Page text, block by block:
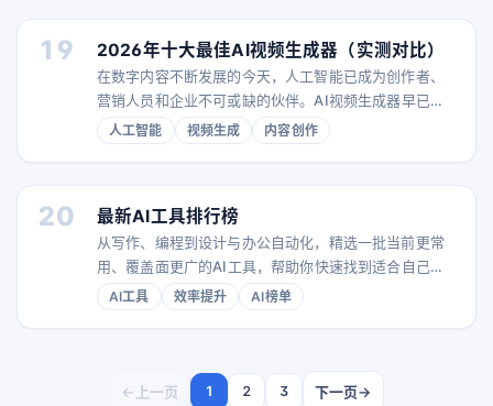
和评估这些工具。本文将带你深入了解2026年表现最出
色的8款AI文本生成器，并通过针对其优势设计的实际测
19 2026年十大最佳AI视频生成器（实测对比）
在数字内容不断发展的今天，人工智能已成为创作者、
营销人员和企业不可或缺的伙伴。AI视频生成器早已不
再是简单的视频编辑工具，如今最先进的AI视频生成器
能够帮助构思创意、草拟完整视频序列，甚至自动化复
我花费大量时间测试和评估了这些文本转视频工具。本
文将带你深入了解2026年十大顶级AI视频生成器，通过
同
人工智能 视频生成 内容创作
20 最新AI工具排行榜
从写作、编程到设计与办公自动化，精选一批当前更常
用、覆盖面更广的AI工具，帮助你快速找到适合自己的
生产力搭档。
AI工具 效率提升 AI榜单
← 上一页 1 2 3 下一页→